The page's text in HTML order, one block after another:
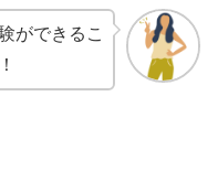
ができるこ